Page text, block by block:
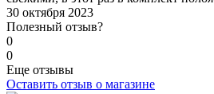
30 октября 2023
Полезный отзыв?
0
0
Еще отзывы
Оставить отзыв о магазине